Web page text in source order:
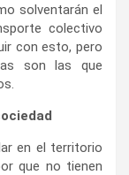
solventarán el
colectivo
con esto, pero
son las que
en el territorio
que no tienen